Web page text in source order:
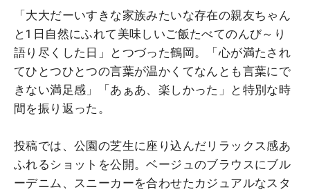
「大大だーいすきな家族みたいな存在の親友ちゃん
と1日自然にふれて美味しいご飯たべてのんび～り
語り尽くした日」とつづった鶴岡。「心が満たされ
てひとつひとつの言葉が温かくてなんとも言葉にで
きない満足感」「あぁあ、楽しかった」と特別な時
間を振り返った。
投稿では、公園の芝生に座り込んだリラックス感あ
ふれるショットを公開。ベージュのブラウスにブル
ーデニム、スニーカーを合わせたカジュアルなスタ